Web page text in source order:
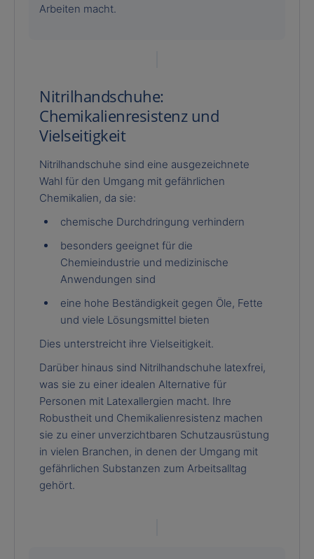
Arbeiten macht.
Nitrilhandschuhe:
Chemikalienresistenz und
Vielseitigkeit
Nitrilhandschuhe sind eine ausgezeichnete
Wahl für den Umgang mit gefährlichen
Chemikalien, da sie:
chemische Durchdringung verhindern
besonders geeignet für die
Chemieindustrie und medizinische
Anwendungen sind
eine hohe Beständigkeit gegen Öle, Fette
und viele Lösungsmittel bieten
Dies unterstreicht ihre Vielseitigkeit.
Darüber hinaus sind Nitrilhandschuhe latexfrei,
was sie zu einer idealen Alternative für
Personen mit Latexallergien macht. Ihre
Robustheit und Chemikalienresistenz machen
sie zu einer unverzichtbaren Schutzausrüstung
in vielen Branchen, in denen der Umgang mit
gefährlichen Substanzen zum Arbeitsalltag
gehört.